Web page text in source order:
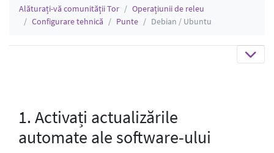
Alăturați-vă comunității Tor
Operațiunii de releu
Configurare tehnică
Punte Debian / Ubuntu
1. Activați actualizările
automate ale software-ului